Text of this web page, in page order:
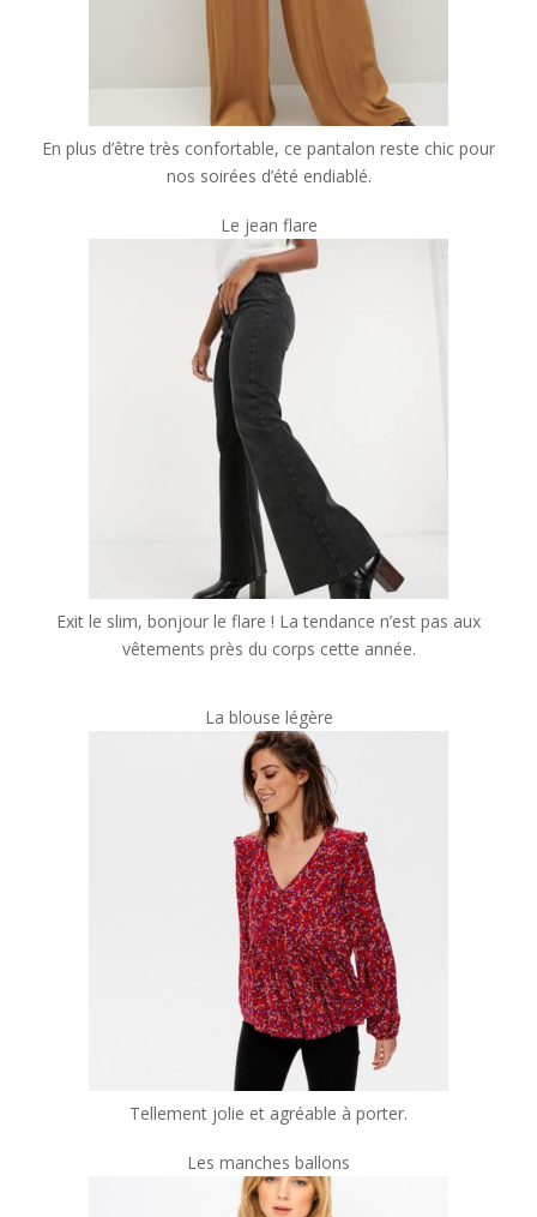
En plus d’être très confortable, ce pantalon reste chic pour
nos soirées d’été endiablé.
Le jean flare
Exit le slim, bonjour le flare ! La tendance n’est pas aux
vêtements près du corps cette année.
La blouse légère
Tellement jolie et agréable à porter.
Les manches ballons